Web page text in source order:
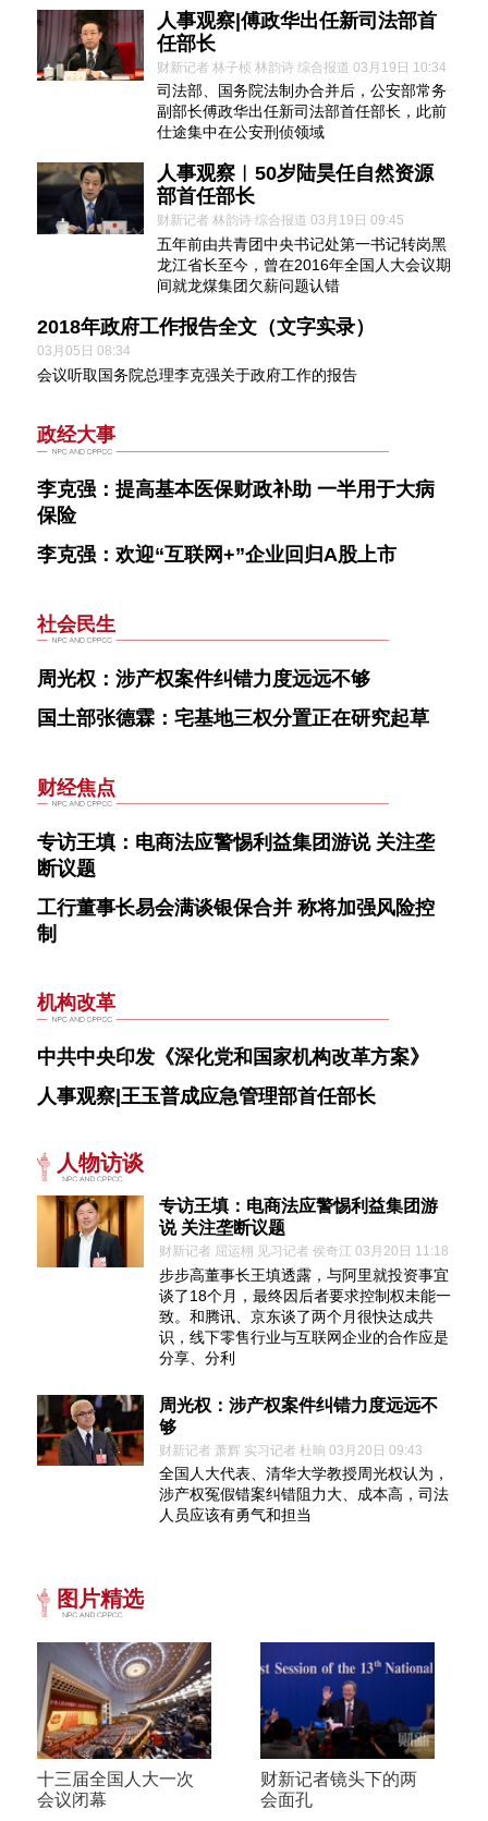
人事观察|傅政华出任新司法部首
任部长
财新记者 林子桢 林韵诗 综合报道 03月19日 10:34
司法部、国务院法制办合并后，公安部常务
副部长傅政华出任新司法部首任部长，此前
仕途集中在公安刑侦领域
人事观察︱50岁陆昊任自然资源
部首任部长
财新记者 林韵诗 综合报道 03月19日 09:45
五年前由共青团中央书记处第一书记转岗黑
龙江省长至今，曾在2016年全国人大会议期
间就龙煤集团欠薪问题认错
2018年政府工作报告全文（文字实录）
03月05日 08:34
会议听取国务院总理李克强关于政府工作的报告
政经大事
李克强：提高基本医保财政补助 一半用于大病
保险
李克强：欢迎“互联网+”企业回归A股上市
社会民生
周光权：涉产权案件纠错力度远远不够
国土部张德霖：宅基地三权分置正在研究起草
财经焦点
专访王填：电商法应警惕利益集团游说 关注垄
断议题
工行董事长易会满谈银保合并 称将加强风险控
制
机构改革
中共中央印发《深化党和国家机构改革方案》
人事观察|王玉普成应急管理部首任部长
人物访谈
专访王填：电商法应警惕利益集团游
说 关注垄断议题
财新记者 屈运栩 见习记者 侯奇江 03月20日 11:18
步步高董事长王填透露，与阿里就投资事宜
谈了18个月，最终因后者要求控制权未能一
致。和腾讯、京东谈了两个月很快达成共
识，线下零售行业与互联网企业的合作应是
分享、分利
周光权：涉产权案件纠错力度远远不
够
财新记者 萧辉 实习记者 杜晌 03月20日 09:43
全国人大代表、清华大学教授周光权认为，
涉产权冤假错案纠错阻力大、成本高，司法
人员应该有勇气和担当
图片精选
十三届全国人大一次
会议闭幕
财新记者镜头下的两
会面孔